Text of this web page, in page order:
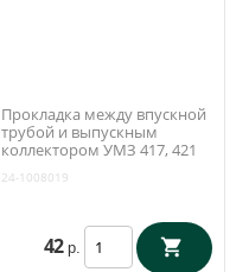
Прокладка между впускной
трубой и выпускным
коллектором УМЗ 417, 421
Ульяновск) 24-1008019
24-1008019
42 р.